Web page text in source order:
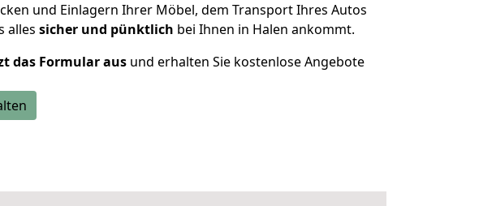
und Einlagern Ihrer Möbel, dem Transport Ihres Autos
alles sicher und pünktlich bei Ihnen in Halen ankommt.
das Formular aus und erhalten Sie kostenlose Angebote